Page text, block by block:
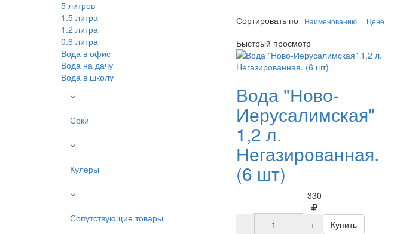
5 литров
1.5 литра
1.2 литра
0.6 литра
Вода в офис
Вода на дачу
Вода в школу
Соки
Кулеры
Сопутствующие товары
Сортировать по Наименованию Цене
Быстрый просмотр
Вода "Ново-
Иерусалимская"
1,2 л.
Негазированная.
(6 шт)
330
- +
Купить